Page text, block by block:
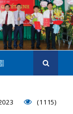
(1115)